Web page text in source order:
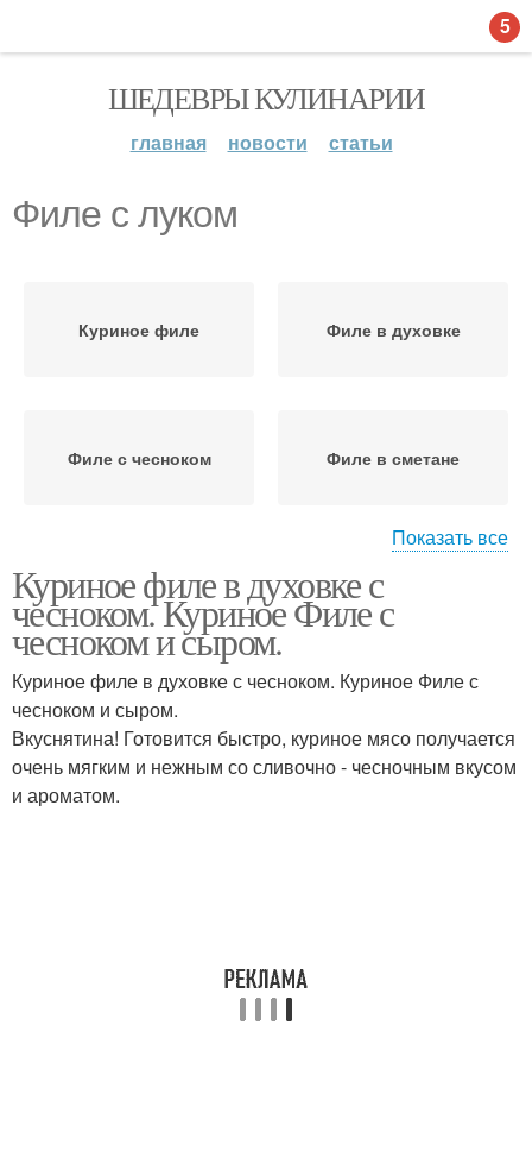
ШЕДЕВРЫ КУЛИНАРИИ
главная новости статьи
Филе с луком
Куриное филе Филе в духовке
Филе с чесноком Филе в сметане
Филе в майонезе Филе с картошкой
Филе в молоке
Показать все
Куриное филе в духовке с
чесноком. Куриное Филе с
чесноком и сыром.
Куриное филе в духовке с чесноком. Куриное Филе с
чесноком и сыром.
Вкуснятина! Готовится быстро, куриное мясо получается
очень мягким и нежным со сливочно - чесночным вкусом
и ароматом.
5